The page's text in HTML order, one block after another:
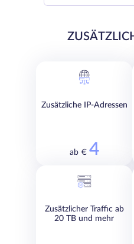
Zusätzliche IP-Adressen
ab € 4
Zusätzlicher Traffic ab
20 TB und mehr